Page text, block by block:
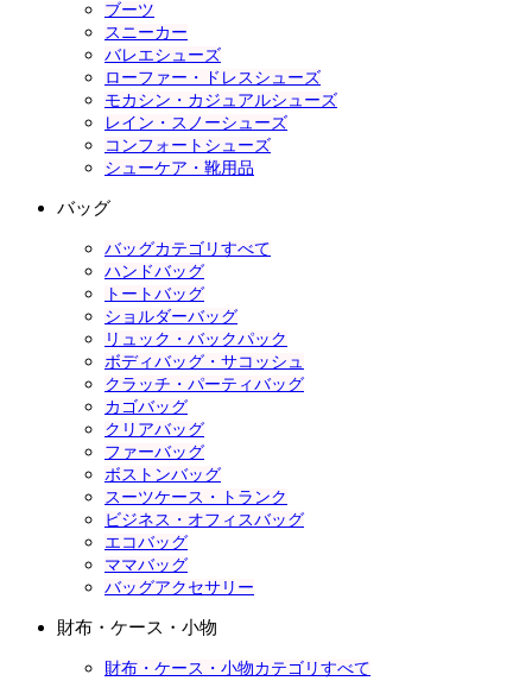
ブーツ
スニーカー
バレエシューズ
ローファー・ドレスシューズ
モカシン・カジュアルシューズ
レイン・スノーシューズ
コンフォートシューズ
シューケア・靴用品
バッグ
バッグカテゴリすべて
ハンドバッグ
トートバッグ
ショルダーバッグ
リュック・バックパック
ボディバッグ・サコッシュ
クラッチ・パーティバッグ
カゴバッグ
クリアバッグ
ファーバッグ
ボストンバッグ
スーツケース・トランク
ビジネス・オフィスバッグ
エコバッグ
ママバッグ
バッグアクセサリー
財布・ケース・小物
財布・ケース・小物カテゴリすべて